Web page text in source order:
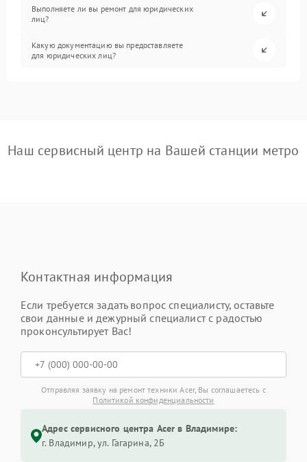
Выполняете ли вы ремонт для юридических
лиц?
Какую документацию вы предоставляете
для юридических лиц?
Наш сервисный центр на Вашей станции метро
Контактная информация
Если требуется задать вопрос специалисту, оставьте
свои данные и дежурный специалист с радостью
проконсультирует Вас!
Отправляя заявку на ремонт техники Acer, Вы соглашаетесь с
Политикой конфиденциальности
Адрес сервисного центра Acer в Владимире:
г. Владимир, ул. Гагарина, 2Б